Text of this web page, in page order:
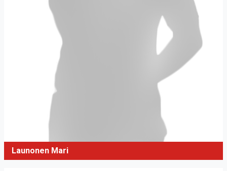
Launonen Mari